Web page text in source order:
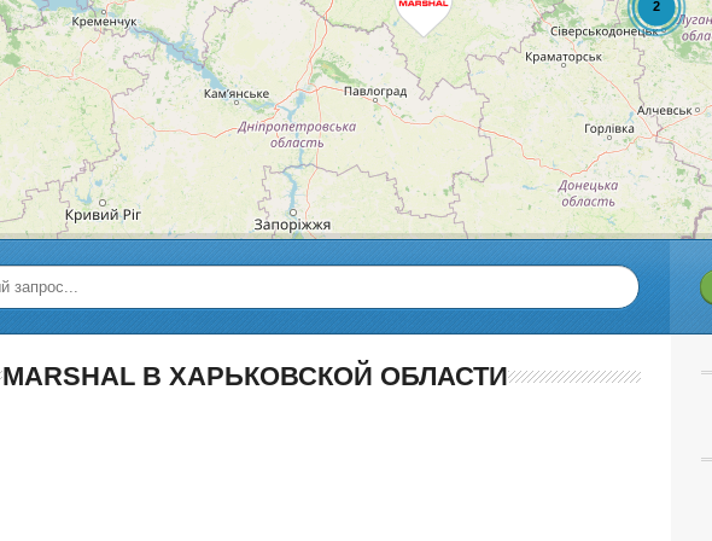
MARSHAL В ХАРЬКОВСКОЙ ОБЛАСТИ